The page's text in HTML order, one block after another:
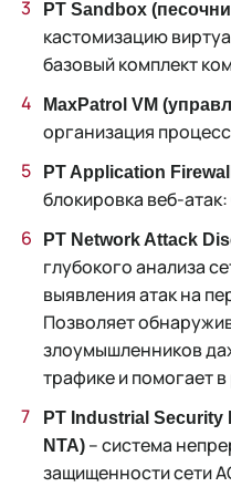
PT Sandbox
кастомизацию
базовый комплект
MaxPatrol VM
организация
PT Application
блокировка веб-атак:
PT Network Attack
глубокого анализа
выявления атак на
Позволяет
злоумышленников
трафике и помогает
PT Industrial Security
NTA)– система
защищенности сети